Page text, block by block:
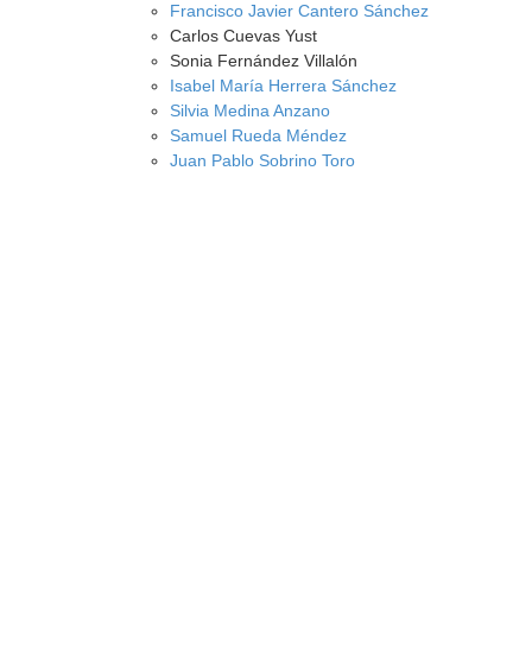
Francisco Javier Cantero Sánchez
Carlos Cuevas Yust
Sonia Fernández Villalón
Isabel María Herrera Sánchez
Silvia Medina Anzano
Samuel Rueda Méndez
Juan Pablo Sobrino Toro